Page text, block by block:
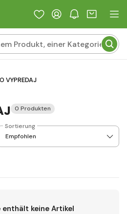
VYPREDAJ
0 Produkten
Sortierung
enthält keine Artikel